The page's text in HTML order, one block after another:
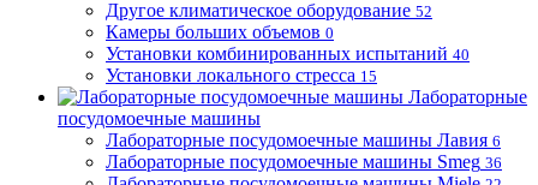
Другое климатическое оборудование 52
Камеры больших объемов 0
Установки комбинированных испытаний 40
Установки локального стресса 15
Лабораторные
посудомоечные машины
Лабораторные посудомоечные машины Лавия 6
Лабораторные посудомоечные машины Smeg 36